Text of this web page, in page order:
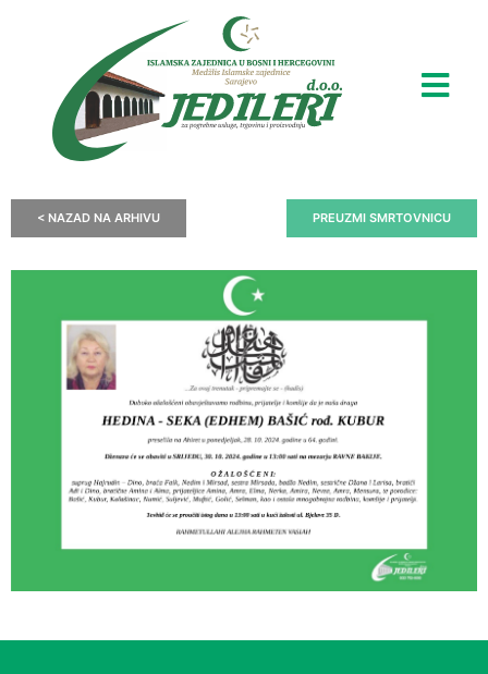
< NAZAD NA ARHIVU PREUZMI SMRTOVNICU